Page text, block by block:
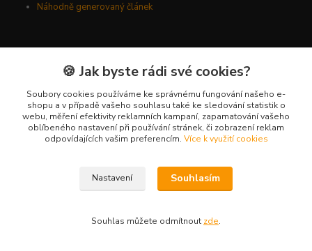
Náhodně generovaný článek
Plzeň, 312 00
+420 603 332 100
🍪 Jak byste rádi své cookies?
Soubory cookies používáme ke správnému fungování našeho e-
shopu a v případě vašeho souhlasu také ke sledování statistik o
webu, měření efektivity reklamních kampaní, zapamatování vašeho
oblíbeného nastavení při používání stránek, či zobrazení reklam
odpovídajících vašim preferencím. Více k využití cookies
Nastavení Souhlasím
Souhlas můžete odmítnout zde.